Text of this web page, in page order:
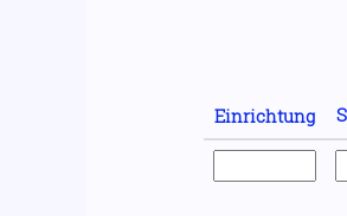
Einrichtung